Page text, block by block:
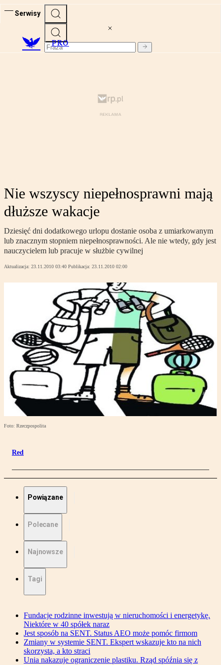
Serwisy
PRO
Nie wszyscy niepełnosprawni mają
dłuższe wakacje
Dziesięć dni dodatkowego urlopu dostanie osoba z umiarkowanym
lub znacznym stopniem niepełnosprawności. Ale nie wtedy, gdy jest
nauczycielem lub pracuje w służbie cywilnej
Aktualizacja: 23.11.2010 03:40 Publikacja: 23.11.2010 02:00
Foto: Rzeczpospolita
Red
Powiązane
Polecane
Najnowsze
Tagi
Fundacje rodzinne inwestują w nieruchomości i energetykę.
Niektóre w 40 spółek naraz
Jest sposób na SENT. Status AEO może pomóc firmom
Zmiany w systemie SENT. Ekspert wskazuje kto na nich
skorzysta, a kto straci
Unia nakazuje ograniczenie plastiku. Rząd spóźnia się z